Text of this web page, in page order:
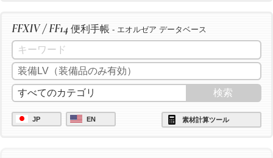
FFXIV / FF14 便利手帳 - エオルゼア データベース
JP EN 素材計算ツール